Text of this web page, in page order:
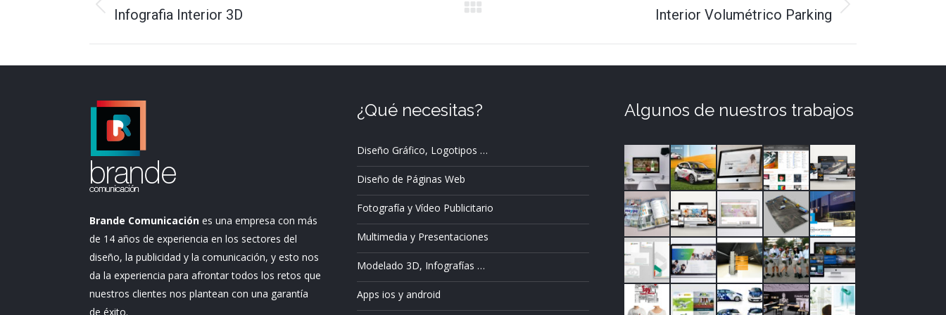
entre
proyectos
Proyecto
Infografia Interior 3D Interior Volumétrico Parking
Brande Comunicación es una empresa con más
de 14 años de experiencia en los sectores del
diseño, la publicidad y la comunicación, y esto nos
da la experiencia para afrontar todos los retos que
nuestros clientes nos plantean con una garantía
de éxito.
¿Qué necesitas?
Diseño Gráfico, Logotipos …
Diseño de Páginas Web
Fotografía y Vídeo Publicitario
Multimedia y Presentaciones
Modelado 3D, Infografías …
Apps ios y android
Algunos de nuestros trabajos